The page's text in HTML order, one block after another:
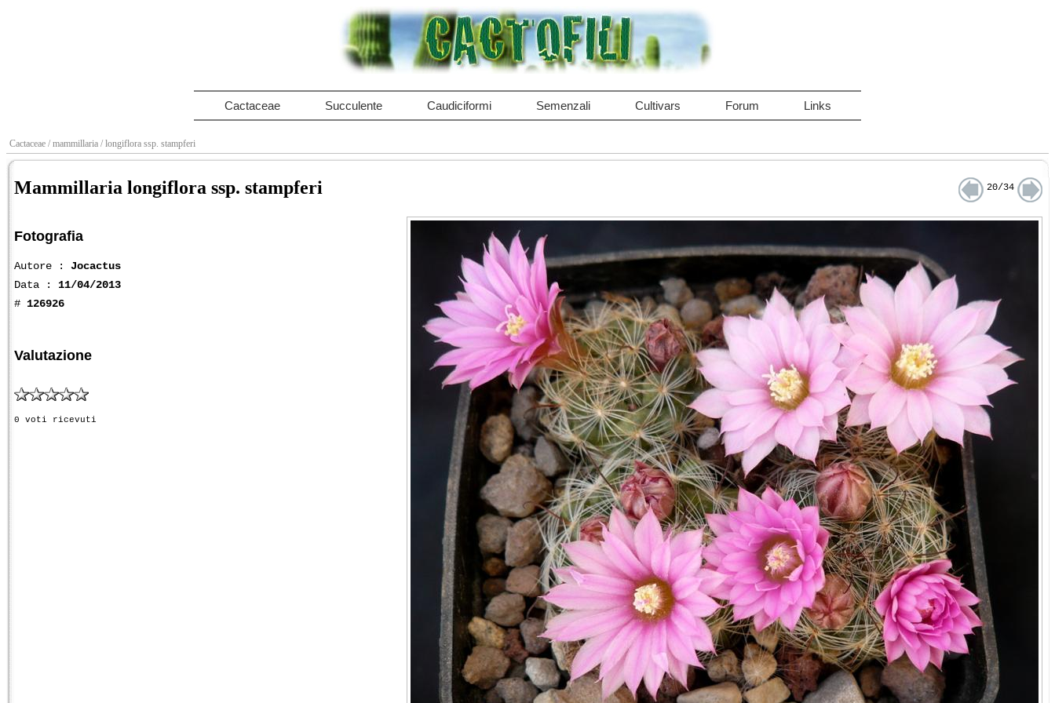
Cactaceae Succulente Caudiciformi Semenzali Cultivars Forum Links
Cactaceae / mammillaria / longiflora ssp. stampferi
Mammillaria longiflora ssp. stampferi 20/34
Fotografia
Autore : Jocactus
Data : 11/04/2013
# 126926
Valutazione
0 voti ricevuti